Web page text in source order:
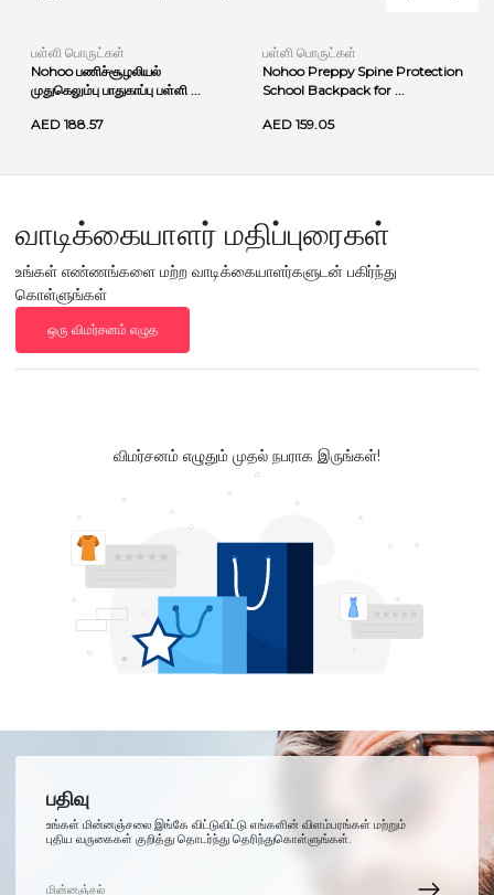
பள்ளி பொருட்கள்
Nohoo பணிச்சூழலியல்
முதுகெலும்பு பாதுகாப்பு பள்ளி ...
AED 188.57
பள்ளி பொருட்கள்
Nohoo Preppy Spine Protection
School Backpack for ...
AED 159.05
வாடிக்கையாளர் மதிப்புரைகள்
உங்கள் எண்ணங்களை மற்ற வாடிக்கையாளர்களுடன் பகிர்ந்து
கொள்ளுங்கள்
ஒரு விமர்சனம் எழுத
விமர்சனம் எழுதும் முதல் நபராக இருங்கள்!
பதிவு
உங்கள் மின்னஞ்சலை இங்கே விட்டுவிட்டு எங்களின் விளம்பரங்கள் மற்றும்
புதிய வருகைகள் குறித்து தொடர்ந்து தெரிந்துகொள்ளுங்கள்.